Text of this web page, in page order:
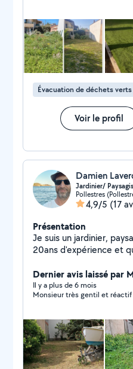
Évacuation de déchets verts
Voir le profil
Jardinier/
Pollestres
4,9/5 (17
Présentation
Je suis un jardinier,
20ans d'expérience et qui est toujours autant
Dernier avis laissé par
Il y a plus de 6 mois
Monsieur très gentil et réactif